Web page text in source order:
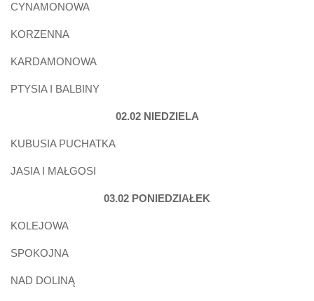
CYNAMONOWA
KORZENNA
KARDAMONOWA
PTYSIA I BALBINY
02.02 NIEDZIELA
KUBUSIA PUCHATKA
JASIA I MAŁGOSI
03.02 PONIEDZIAŁEK
KOLEJOWA
SPOKOJNA
NAD DOLINĄ